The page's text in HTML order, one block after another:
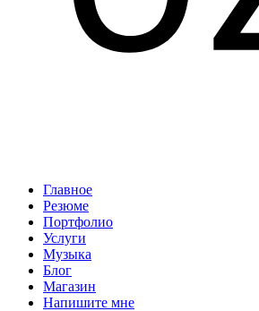
Главное
Резюме
Портфолио
Услуги
Музыка
Блог
Магазин
Напишите мне